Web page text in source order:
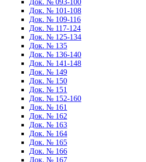
Док. № 093-100
Док. № 101-108
Док. № 109-116
Док. № 117-124
Док. № 125-134
Док. № 135
Док. № 136-140
Док. № 141-148
Док. № 149
Док. № 150
Док. № 151
Док. № 152-160
Док. № 161
Док. № 162
Док. № 163
Док. № 164
Док. № 165
Док. № 166
Док. № 167